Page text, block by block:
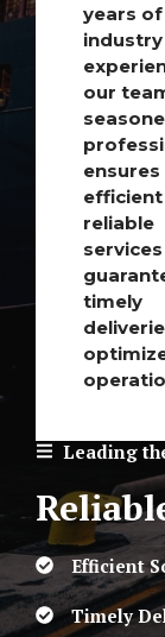
Leading
Efficient
Timely
years of
industry
our
ensures
efficient
reliable
timely